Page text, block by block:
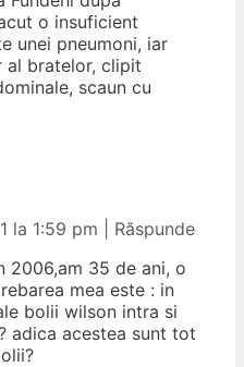
o insuficient
unei pneumoni, iar
al bratelor, clipit
scaun cu
la 1:59 pm
Răspunde
2006,am 35 de ani, o
mea este : in
bolii wilson intra si
adica acestea sunt tot